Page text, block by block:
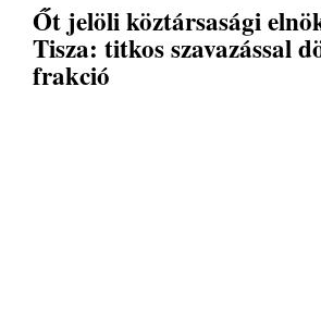
Őt jelöli köztársasági
Tisza: titkos szavazással
frakció